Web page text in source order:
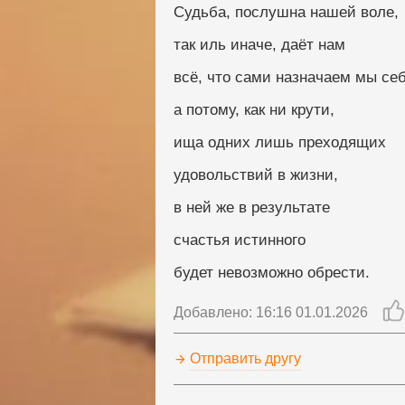
Судьба, послушна нашей воле,
так иль иначе, даёт нам
всё, что сами назначаем мы
а потому, как ни крути,
ища одних лишь преходящих
удовольствий в жизни,
в ней же в результате
счастья истинного
будет невозможно обрести.
Добавлено: 16:16 01.01.2026
Отправить другу